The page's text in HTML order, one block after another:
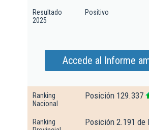
Resultado
2025
Positivo
Accede al Informe
Ranking
Nacional
Posición 129.337
Ranking
Posición 2.191 de